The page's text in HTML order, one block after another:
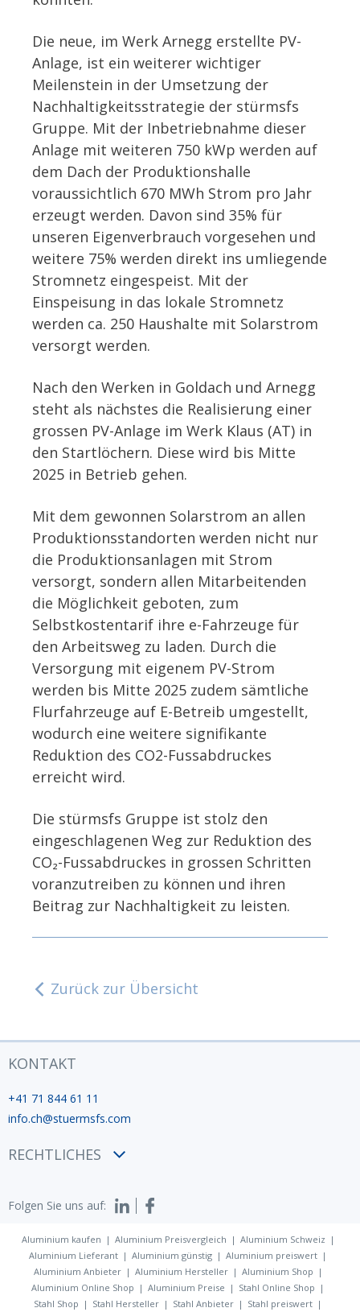
Die neue, im Werk Arnegg erstellte PV-
Anlage, ist ein weiterer wichtiger
Meilenstein in der Umsetzung der
Nachhaltigkeitsstrategie der stürmsfs
Gruppe. Mit der Inbetriebnahme dieser
Anlage mit weiteren 750 kWp werden auf
dem Dach der Produktionshalle
voraussichtlich 670 MWh Strom pro Jahr
erzeugt werden. Davon sind 35% für
unseren Eigenverbrauch vorgesehen und
weitere 75% werden direkt ins umliegende
Stromnetz eingespeist. Mit der
Einspeisung in das lokale Stromnetz
werden ca. 250 Haushalte mit Solarstrom
versorgt werden.
Nach den Werken in Goldach und Arnegg
steht als nächstes die Realisierung einer
grossen PV-Anlage im Werk Klaus (AT) in
den Startlöchern. Diese wird bis Mitte
2025 in Betrieb gehen.
Mit dem gewonnen Solarstrom an allen
Produktionsstandorten werden nicht nur
die Produktionsanlagen mit Strom
versorgt, sondern allen Mitarbeitenden
die Möglichkeit geboten, zum
Selbstkostentarif ihre e-Fahrzeuge für
den Arbeitsweg zu laden. Durch die
Versorgung mit eigenem PV-Strom
werden bis Mitte 2025 zudem sämtliche
Flurfahrzeuge auf E-Betreib umgestellt,
wodurch eine weitere signifikante
Reduktion des CO2-Fussabdruckes
erreicht wird.
Die stürmsfs Gruppe ist stolz den
eingeschlagenen Weg zur Reduktion des
CO₂-Fussabdruckes in grossen Schritten
voranzutreiben zu können und ihren
Beitrag zur Nachhaltigkeit zu leisten.
Zurück zur Übersicht
KONTAKT
+41 71 844 61 11
info.ch@stuermsfs.com
RECHTLICHES
Datenschutzerklärung
Folgen Sie uns auf:
Aluminium kaufen Aluminium Preisvergleich
Aluminium Schweiz
Aluminium Lieferant
Aluminium günstig
Aluminium preiswert
Aluminium Anbieter
Aluminium Hersteller
Aluminium Shop
Aluminium Online Shop
Aluminium Preise
Stahl Online Shop
Stahl Shop
Stahl Hersteller Stahl Anbieter Stahl preiswert